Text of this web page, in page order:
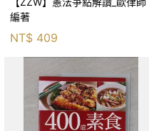
編著
NT$ 409